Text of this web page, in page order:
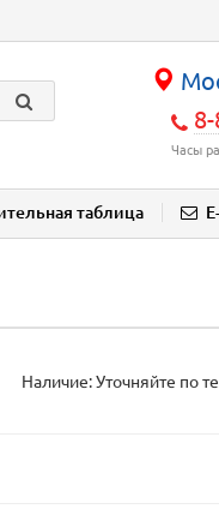
Часы
таблица
Наличие: Уточняйте по